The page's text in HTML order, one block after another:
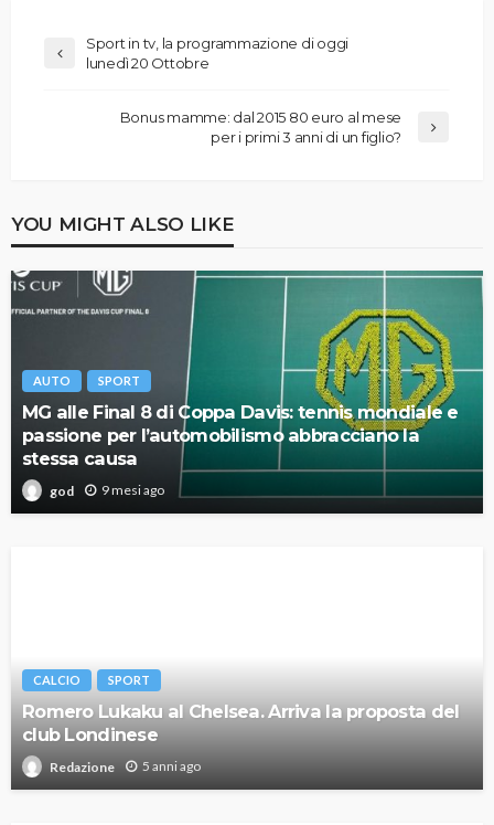
Sport in tv, la programmazione di oggi
lunedì 20 Ottobre
Bonus mamme: dal 2015 80 euro al mese
per i primi 3 anni di un figlio?
YOU MIGHT ALSO LIKE
AUTO SPORT
MG alle Final 8 di Coppa Davis: tennis mondiale e
passione per l’automobilismo abbracciano la
stessa causa
god 9 mesi ago
CALCIO SPORT
Romero Lukaku al Chelsea. Arriva la proposta del
club Londinese
Redazione 5 anni ago